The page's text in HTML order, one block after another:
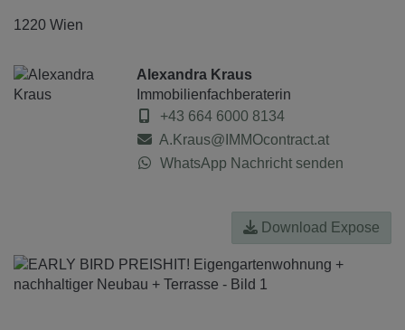
1220 Wien
Alexandra Kraus
Immobilienfachberaterin
+43 664 6000 8134
A.Kraus@IMMOcontract.at
WhatsApp Nachricht senden
Download Expose